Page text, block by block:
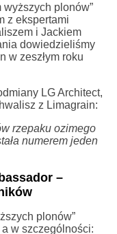
plonów”
z ekspertami
i Jackiem
dowiedzieliśmy
w zeszłym roku
LG Architect,
z Limagrain:
rzepaku ozimego
numerem jeden
–
plonów”
w szczególności: